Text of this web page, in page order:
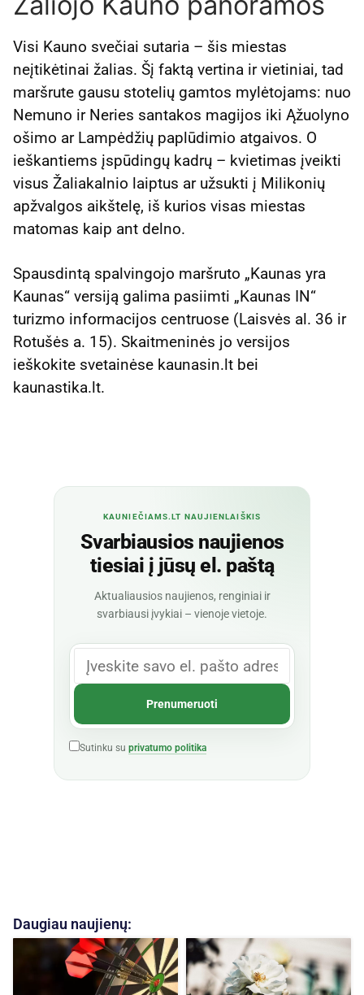
Visi Kauno svečiai sutaria – šis miestas
neįtikėtinai žalias. Šį faktą vertina ir vietiniai, tad
maršrute gausu stotelių gamtos mylėtojams: nuo
Nemuno ir Neries santakos magijos iki Ąžuolyno
ošimo ar Lampėdžių paplūdimio atgaivos. O
ieškantiems įspūdingų kadrų – kvietimas įveikti
visus Žaliakalnio laiptus ar užsukti į Milikonių
apžvalgos aikštelę, iš kurios visas miestas
matomas kaip ant delno.
Spausdintą spalvingojo maršruto „Kaunas yra
Kaunas“ versiją galima pasiimti „Kaunas IN“
turizmo informacijos centruose (Laisvės al. 36 ir
Rotušės a. 15). Skaitmeninės jo versijos
ieškokite svetainėse kaunasin.lt bei
kaunastika.lt.
KAUNIEČIAMS.LT NAUJIENLAIŠKIS
Svarbiausios naujienos
tiesiai į jūsų el. paštą
Aktualiausios naujienos, renginiai ir
svarbiausi įvykiai – vienoje vietoje.
Sutinku su privatumo politika
Daugiau naujienų: